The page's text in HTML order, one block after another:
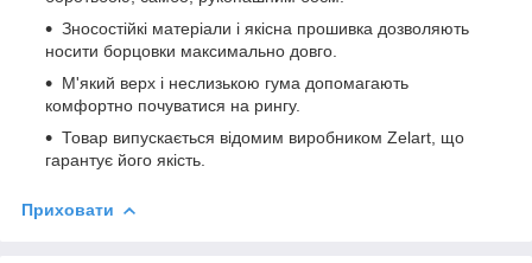
Зносостійкі матеріали і якісна прошивка дозволяють
носити борцовки максимально довго.
М'який верх і неслизькою гума допомагають
комфортно почуватися на рингу.
Товар випускається відомим виробником Zelart, що
гарантує його якість.
Приховати